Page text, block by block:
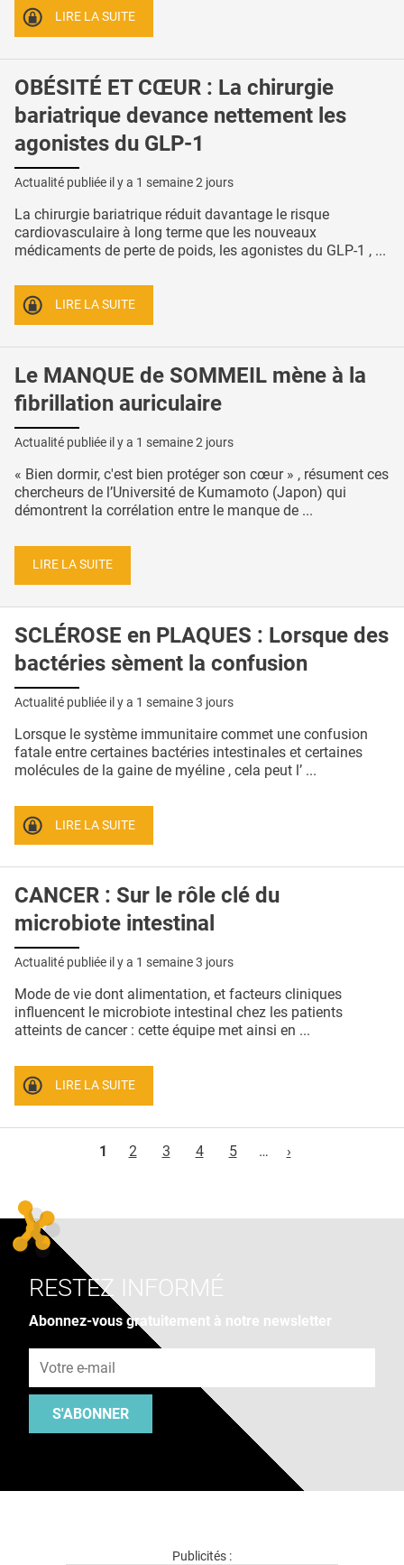
LIRE LA SUITE
OBÉSITÉ ET CŒUR : La chirurgie
bariatrique devance nettement les
agonistes du GLP-1
Actualité publiée il y a 1 semaine 2 jours
La chirurgie bariatrique réduit davantage le risque
cardiovasculaire à long terme que les nouveaux
médicaments de perte de poids, les agonistes du GLP-1 , ...
LIRE LA SUITE
Le MANQUE de SOMMEIL mène à la
fibrillation auriculaire
Actualité publiée il y a 1 semaine 2 jours
« Bien dormir, c'est bien protéger son cœur » , résument ces
chercheurs de l’Université de Kumamoto (Japon) qui
démontrent la corrélation entre le manque de ...
LIRE LA SUITE
SCLÉROSE en PLAQUES : Lorsque des
bactéries sèment la confusion
Actualité publiée il y a 1 semaine 3 jours
Lorsque le système immunitaire commet une confusion
fatale entre certaines bactéries intestinales et certaines
molécules de la gaine de myéline , cela peut l’ ...
LIRE LA SUITE
CANCER : Sur le rôle clé du
microbiote intestinal
Actualité publiée il y a 1 semaine 3 jours
Mode de vie dont alimentation, et facteurs cliniques
influencent le microbiote intestinal chez les patients
atteints de cancer : cette équipe met ainsi en ...
LIRE LA SUITE
1
2 3 4 5 … ›
RESTEZ INFORMÉ
Abonnez-vous gratuitement à notre newsletter
S'ABONNER
Publicités :